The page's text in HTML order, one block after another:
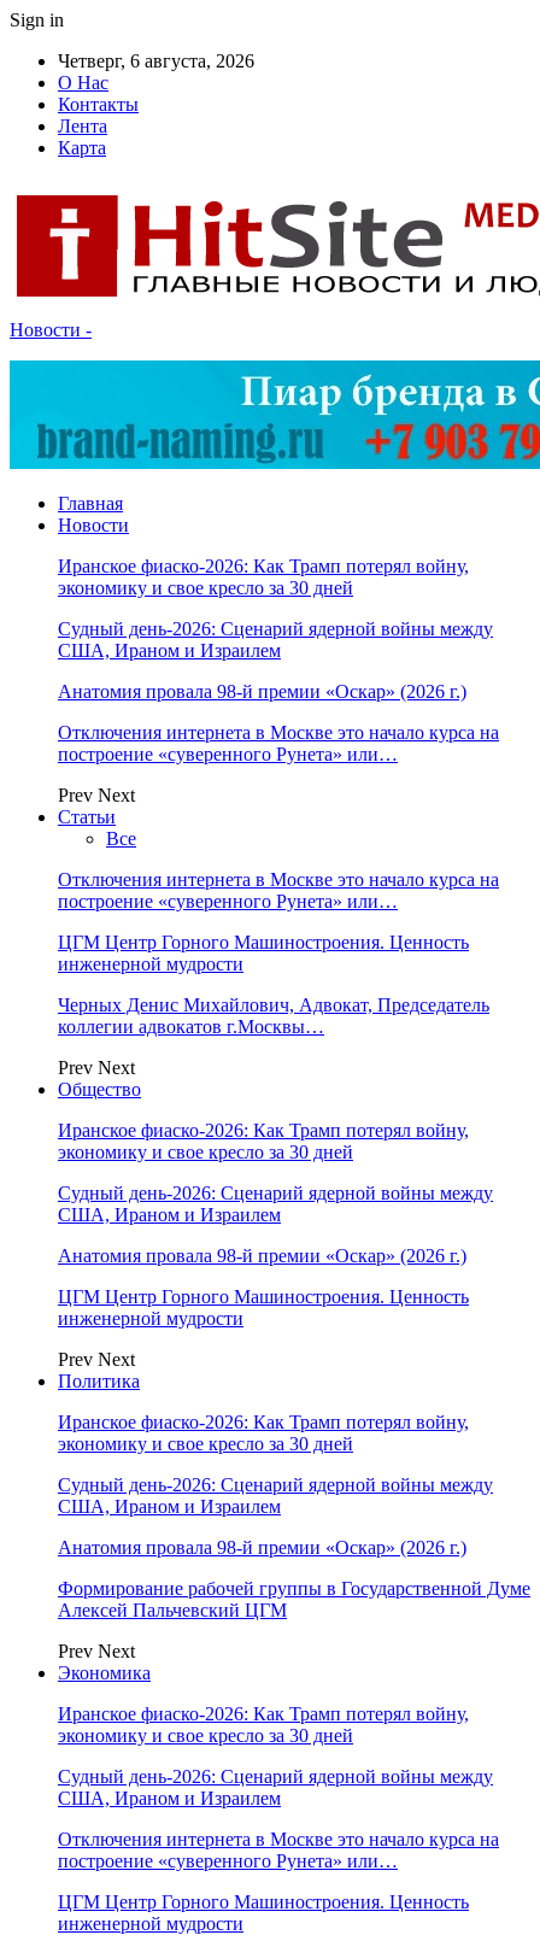
Sign in
Четверг, 6 августа, 2026
О Нас
Контакты
Лента
Карта
Новости -
Главная
Новости
Иранское фиаско-2026: Как Трамп потерял войну,
экономику и свое кресло за 30 дней
Судный день-2026: Сценарий ядерной войны между
США, Ираном и Израилем
Анатомия провала 98-й премии «Оскар» (2026 г.)
Отключения интернета в Москве это начало курса на
построение «суверенного Рунета» или…
Prev Next
Статьи
Все
Отключения интернета в Москве это начало курса на
построение «суверенного Рунета» или…
ЦГМ Центр Горного Машиностроения. Ценность
инженерной мудрости
Черных Денис Михайлович, Адвокат, Председатель
коллегии адвокатов г.Москвы…
Prev Next
Общество
Иранское фиаско-2026: Как Трамп потерял войну,
экономику и свое кресло за 30 дней
Судный день-2026: Сценарий ядерной войны между
США, Ираном и Израилем
Анатомия провала 98-й премии «Оскар» (2026 г.)
ЦГМ Центр Горного Машиностроения. Ценность
инженерной мудрости
Prev Next
Политика
Иранское фиаско-2026: Как Трамп потерял войну,
экономику и свое кресло за 30 дней
Судный день-2026: Сценарий ядерной войны между
США, Ираном и Израилем
Анатомия провала 98-й премии «Оскар» (2026 г.)
Формирование рабочей группы в Государственной Думе
Алексей Пальчевский ЦГМ
Prev Next
Экономика
Иранское фиаско-2026: Как Трамп потерял войну,
экономику и свое кресло за 30 дней
Судный день-2026: Сценарий ядерной войны между
США, Ираном и Израилем
Отключения интернета в Москве это начало курса на
построение «суверенного Рунета» или…
ЦГМ Центр Горного Машиностроения. Ценность
инженерной мудрости